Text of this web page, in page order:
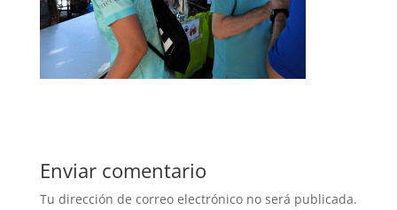
Enviar comentario
Tu dirección de correo electrónico no será publicada.